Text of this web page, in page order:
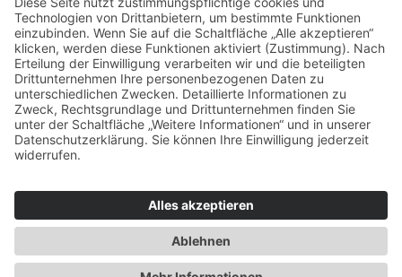
Für Beratende
Kontakt
Über uns